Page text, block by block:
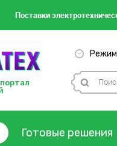
Поставки
Готовые решения